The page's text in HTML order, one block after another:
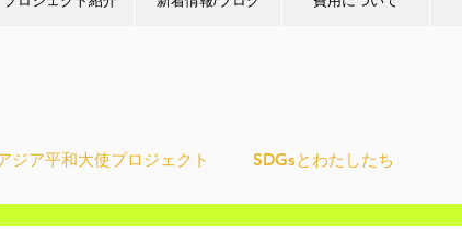
ジア平和大使プロジェクト SDGsとわたしたち